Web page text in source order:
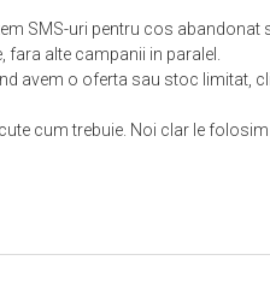
SMS-uri pentru cos abandonat
fara alte campanii in paralel.
avem o oferta sau stoc limitat,
cum trebuie. Noi clar le